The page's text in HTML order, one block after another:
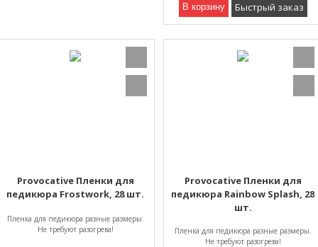
В корзину Быстрый заказ
Provocative Пленки для
педикюра Frostwork, 28 шт.
Пленка для педикюра разные размеры.
Не требуют разогрева!
Provocative Пленки для
педикюра Rainbow Splash, 28
шт.
Пленка для педикюра разные размеры.
Не требуют разогрева!